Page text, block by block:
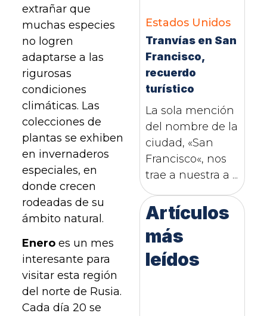
extrañar que
muchas especies
no logren
adaptarse a las
rigurosas
condiciones
climáticas. Las
colecciones de
plantas se exhiben
en invernaderos
especiales, en
donde crecen
rodeadas de su
ámbito natural.
Enero es un mes
interesante para
visitar esta región
del norte de Rusia.
Cada día 20 se
Estados Unidos
Tranvías en San
Francisco,
recuerdo
turístico
La sola mención
del nombre de la
ciudad, «San
Francisco«, nos
trae a nuestra a ...
Artículos
más
leídos